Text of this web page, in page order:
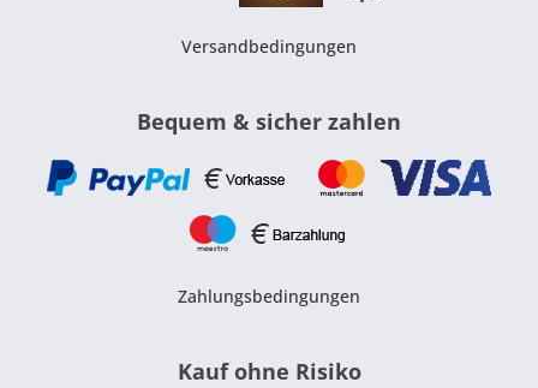
Versandbedingungen
Bequem & sicher zahlen
Zahlungsbedingungen
Kauf ohne Risiko